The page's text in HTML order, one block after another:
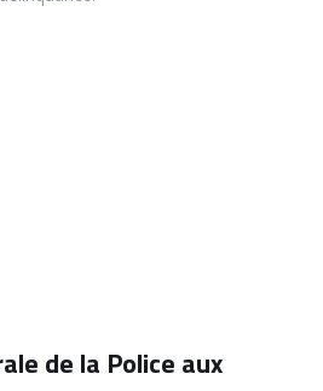
de la Police aux